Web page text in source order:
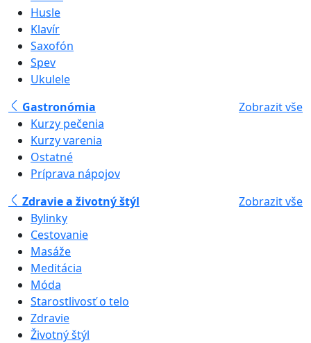
Husle
Klavír
Saxofón
Spev
Ukulele
Gastronómia
Zobrazit vše
Kurzy pečenia
Kurzy varenia
Ostatné
Príprava nápojov
Zdravie a životný štýl
Zobrazit vše
Bylinky
Cestovanie
Masáže
Meditácia
Móda
Starostlivosť o telo
Zdravie
Životný štýl